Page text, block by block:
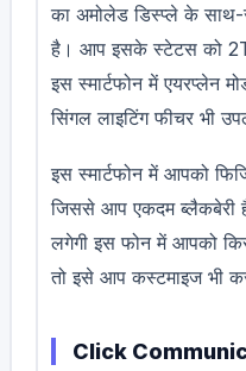
का अमोलेड डिस्प्ले के
है। आप इसके स्टेटस को
इस स्मार्टफोन में एयरप्लेन
सिंगल लाइटिंग फीचर भी
इस स्मार्टफोन में आपको
जिससे आप एकदम
लगेगी इस फोन में आपको
तो इसे आप कस्टमाइज भी
Click